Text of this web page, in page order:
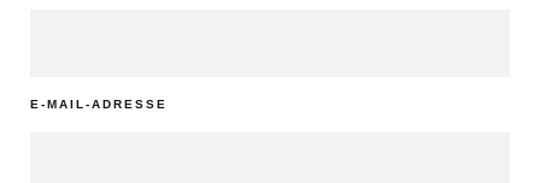
E-MAIL-ADRESSE